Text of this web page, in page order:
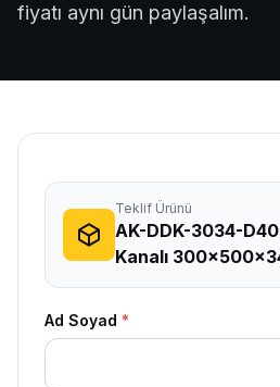
fiyatı aynı gün paylaşalım.
Teklif Ürünü
AK-DDK-3034-
Kanalı
Ad Soyad *